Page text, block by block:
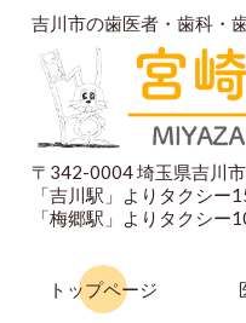
吉川市の歯医者・歯科・
〒342-0004 埼玉県吉川
「吉川駅」よりタクシ
「梅郷駅」よりタクシー
トップページ